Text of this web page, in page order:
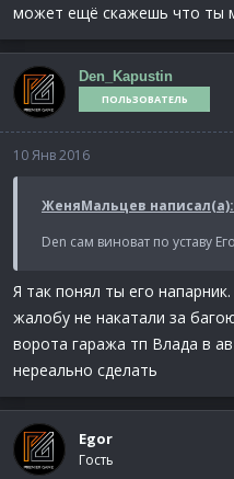
может ещё скажешь что ты
Den_Kapustin
ПОЛЬЗОВАТЕЛЬ
10 Янв 2016
ЖеняМальцев написал(а):
Den сам виноват по уставу
Я так понял ты его
жалобу не накатали за
ворота гаража тп Влада в
нереально сделать
Egor
Гость